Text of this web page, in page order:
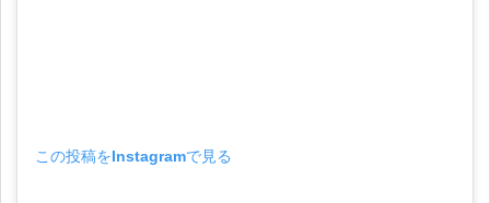
この投稿をInstagramで見る